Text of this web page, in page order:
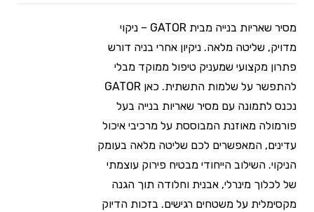
מסיר שאריות בנייה מבית GATOR – ניקוי
מדויק, שליטה מלאה. ניקיון אחרי בניה דורש
פתרון מקצועי שמעניק טיפול ממוקד מבלי
להתפשר על שלמות התשתית. כאן GATOR
נכנס לתמונה עם מסיר שאריות בנייה בעל
פורמולה מאוזנת המבוססת על מרכיבי איכול
עדינים, המאפשרים לכם שליטה מלאה בעומק
הניקוי. השילוב הייחודי מבטיח פירוק עוצמתי
של לכלוך מינרלי, אבנית וחלודה תוך הגנה
מקסימלית על משטחים רגישים. בזכות הדיוק